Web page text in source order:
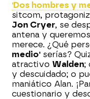
'Dos hombres y
sitcom,
Jon Cryer, se
antena y
merece. ¿Qué
medio' serías?
atractivo Walden;
y descuidado; o
maniático Alan.
cuestionario y